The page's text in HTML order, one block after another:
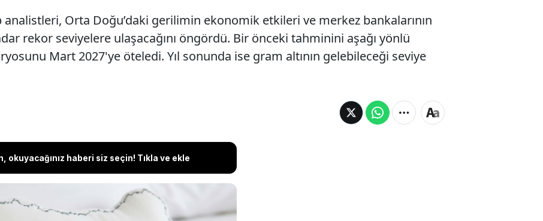
analistleri, Orta Doğu’daki gerilimin ekonomik etkileri ve merkez bankalarının
rekor seviyelere ulaşacağını öngördü. Bir önceki tahminini aşağı yönlü
Mart 2027'ye öteledi. Yıl sonunda ise gram altının gelebileceği seviye
okuyacağınız haberi siz seçin! Tıkla ve ekle